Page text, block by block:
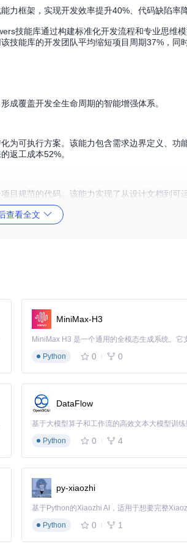
力框架，实现开发效率提升40%、代码缺陷率
技能库通过构建标准化开发流程和专业思维
技能库的开发团队平均缩短项目周期37%，同
成覆盖开发全生命周期的智能增强体系。
为可执行方案。该能力包含需求边界定义、功
返工成本52%。
目规范的代码。该能力实现了从设计文档到可
符合团队编码规范。
用Superpowers后，单人维护效率提升相当于
40%，跨部门代码复用率从23%提升至58%，
并修复关键缺陷37处，零故障支撑每秒4.2万
入降低25%。
superpowers
查看全文
MiniMax-H3
Python
0 0
DataFlow
基于大模型算子和工作流的高效文本大模型训
Python
0 4
py-xiaozhi
Python
0 1